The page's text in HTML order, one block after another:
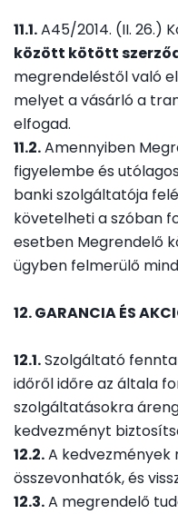
11.1.A45/2014. (II. 26.)
között kötött
megrendeléstől való
melyet a vásárló a
elfogad.
11.2.Amennyiben
figyelembe és
banki szolgáltatója
követelheti a szóban
esetben Megrendelő
ügyben felmerülő
12. GARANCIA ÉS
12.1.Szolgáltató
időről időre az általa
szolgáltatásokra
kedvezményt
12.2.A kedvezmények
összevonhatók, és
12.3.A megrendelő